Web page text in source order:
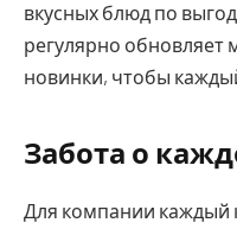
вкусных блюд по
регулярно обновляет
новинки, чтобы
Забота о
Для компании каждый